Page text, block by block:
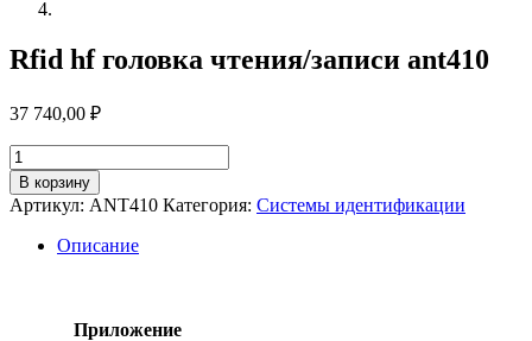
Rfid hf головка чтения/записи ant410
37 740,00 ₽
Количество
товара
Rfid
hf
головка
чтения/
В корзину
Артикул: ANT410 Категория: Системы идентификации
Описание
Приложение